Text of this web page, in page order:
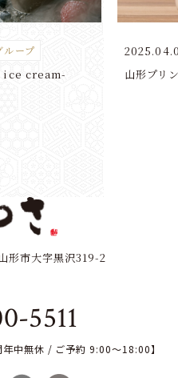
ループ
ice cream- 山形プリン
形市大字黒沢319-2
5511
年中無休 / ご予約 9:00～18:00】